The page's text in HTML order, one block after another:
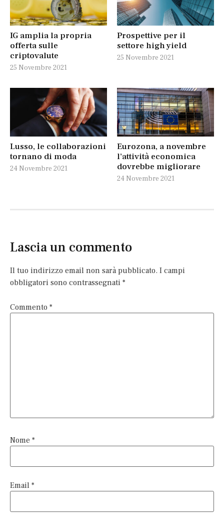
IG amplia la propria
offerta sulle
criptovalute
25 Novembre 2021
Prospettive per il
settore high yield
25 Novembre 2021
Lusso, le collaborazioni
tornano di moda
24 Novembre 2021
Eurozona, a novembre
l’attività economica
dovrebbe migliorare
24 Novembre 2021
Lascia un commento
Il tuo indirizzo email non sarà pubblicato. I campi
obbligatori sono contrassegnati *
Commento *
Nome *
Email *